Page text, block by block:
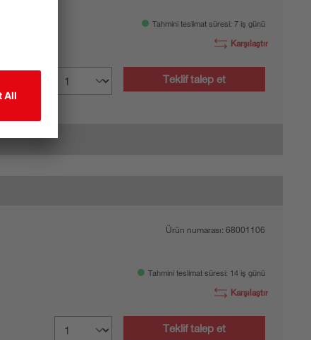
Tahmini teslimat süresi: 7 iş günü
Karşılaştır
Teklif talep et
Ürün numarası: 68001106
Tahmini teslimat süresi: 14 iş günü
Karşılaştır
Teklif talep et